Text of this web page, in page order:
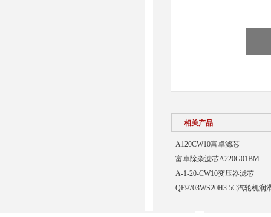
相关产品
A120CW10富卓滤芯
富卓除杂滤芯A220G01BM
A-1-20-CW10变压器滤芯
QF9703WS20H3.5C汽轮机润